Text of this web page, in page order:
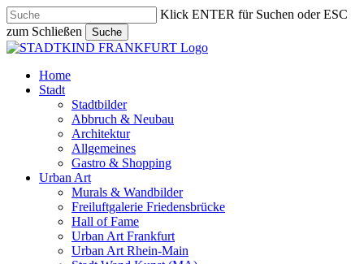
Skip
to
main
content
Klick ENTER für Suchen oder ESC
zum Schließen
Suche
Close
search
Menu
Home
Stadt
Stadtbilder
Abbruch & Neubau
Architektur
Allgemeines
Gastro & Shopping
Urban Art
Murals & Wandbilder
Freiluftgalerie Friedensbrücke
Hall of Fame
Urban Art Frankfurt
Urban Art Rhein-Main